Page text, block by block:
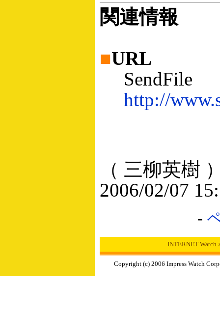
関連情報
■URL
SendFile
http://
（ 三柳英樹
2006/02/07
-
INTERNET Watch
Copyright (c) 2006 Impress Watch